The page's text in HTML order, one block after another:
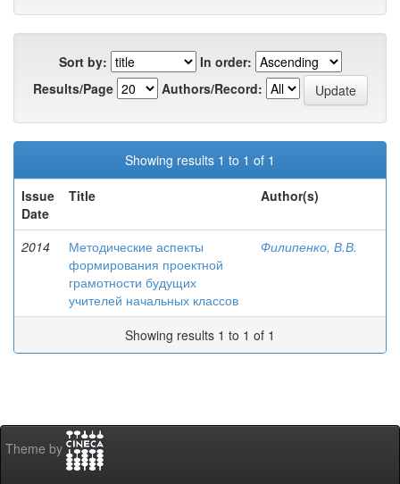
Sort by:
In order:
Results/Page
Authors/Record:
Showing results 1 to 1 of 1
Issue
Date
Title Author(s)
2014
Методические аспекты
формирования проектной
грамотности будущих
учителей начальных классов
Филипенко, В.В.
Showing results 1 to 1 of 1
Theme by